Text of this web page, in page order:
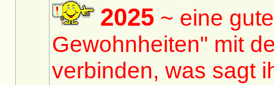
2025 ~ eine
Gewohnheiten" mit
verbinden, was sagt